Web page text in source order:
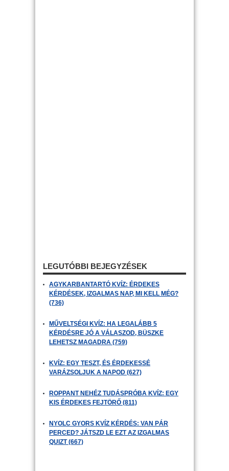
LEGUTÓBBI BEJEGYZÉSEK
AGYKARBANTARTÓ KVÍZ: ÉRDEKES
KÉRDÉSEK, IZGALMAS NAP, MI KELL MÉG?
(736)
MŰVELTSÉGI KVÍZ: HA LEGALÁBB 5
KÉRDÉSRE JÓ A VÁLASZOD, BÜSZKE
LEHETSZ MAGADRA (759)
KVÍZ: EGY TESZT, ÉS ÉRDEKESSÉ
VARÁZSOLJUK A NAPOD (627)
ROPPANT NEHÉZ TUDÁSPRÓBA KVÍZ: EGY
KIS ÉRDEKES FEJTÖRŐ (811)
NYOLC GYORS KVÍZ KÉRDÉS: VAN PÁR
PERCED? JÁTSZD LE EZT AZ IZGALMAS
QUIZT (667)